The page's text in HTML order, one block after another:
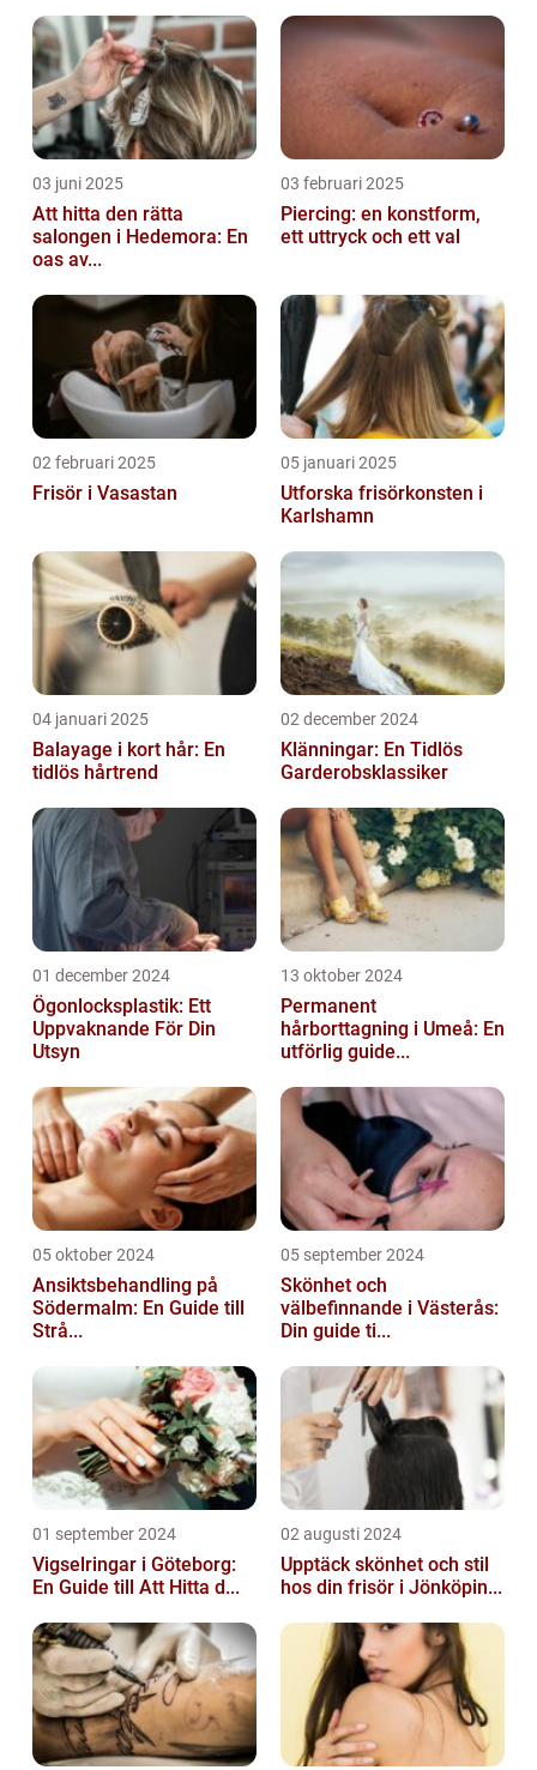
03 juni 2025
Att hitta den rätta
salongen i Hedemora: En
oas av...
03 februari 2025
Piercing: en konstform,
ett uttryck och ett val
02 februari 2025
Frisör i Vasastan
05 januari 2025
Utforska frisörkonsten i
Karlshamn
04 januari 2025
Balayage i kort hår: En
tidlös hårtrend
02 december 2024
Klänningar: En Tidlös
Garderobsklassiker
01 december 2024
Ögonlocksplastik: Ett
Uppvaknande För Din
Utsyn
13 oktober 2024
Permanent
hårborttagning i Umeå: En
utförlig guide...
05 oktober 2024
Ansiktsbehandling på
Södermalm: En Guide till
Strå...
05 september 2024
Skönhet och
välbefinnande i Västerås:
Din guide ti...
01 september 2024
Vigselringar i Göteborg:
En Guide till Att Hitta d...
02 augusti 2024
Upptäck skönhet och stil
hos din frisör i Jönköpin...